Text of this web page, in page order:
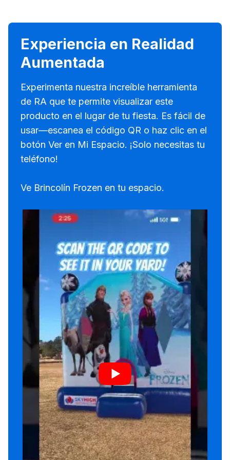
Experiencia en Realidad
Aumentada
Experimenta nuestra increíble herramienta
de RA que te permite visualizar este
producto en el lugar de tu fiesta. Es fácil de
usar—escanea el código QR o haz clic en el
botón Ver en Mi Espacio. ¡Solo necesitas tu
teléfono!
Ve Brincolín Frozen en tu espacio.